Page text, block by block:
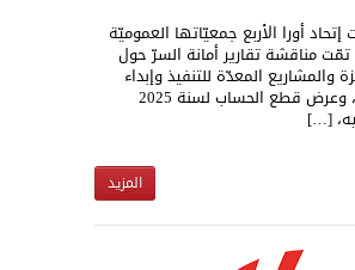
أورا الأربع جمعيّاتها العموميّة
مناقشة تقارير أمانة السرّ حول
والمشاريع المعدّة للتنفيذ وإبداء
الرأي بشأنها، وعرض قطع الحساب لسنة 2025
[…]
المزيد